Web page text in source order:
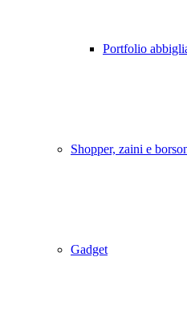
Portfolio
Shopper, zaini e
Gadget